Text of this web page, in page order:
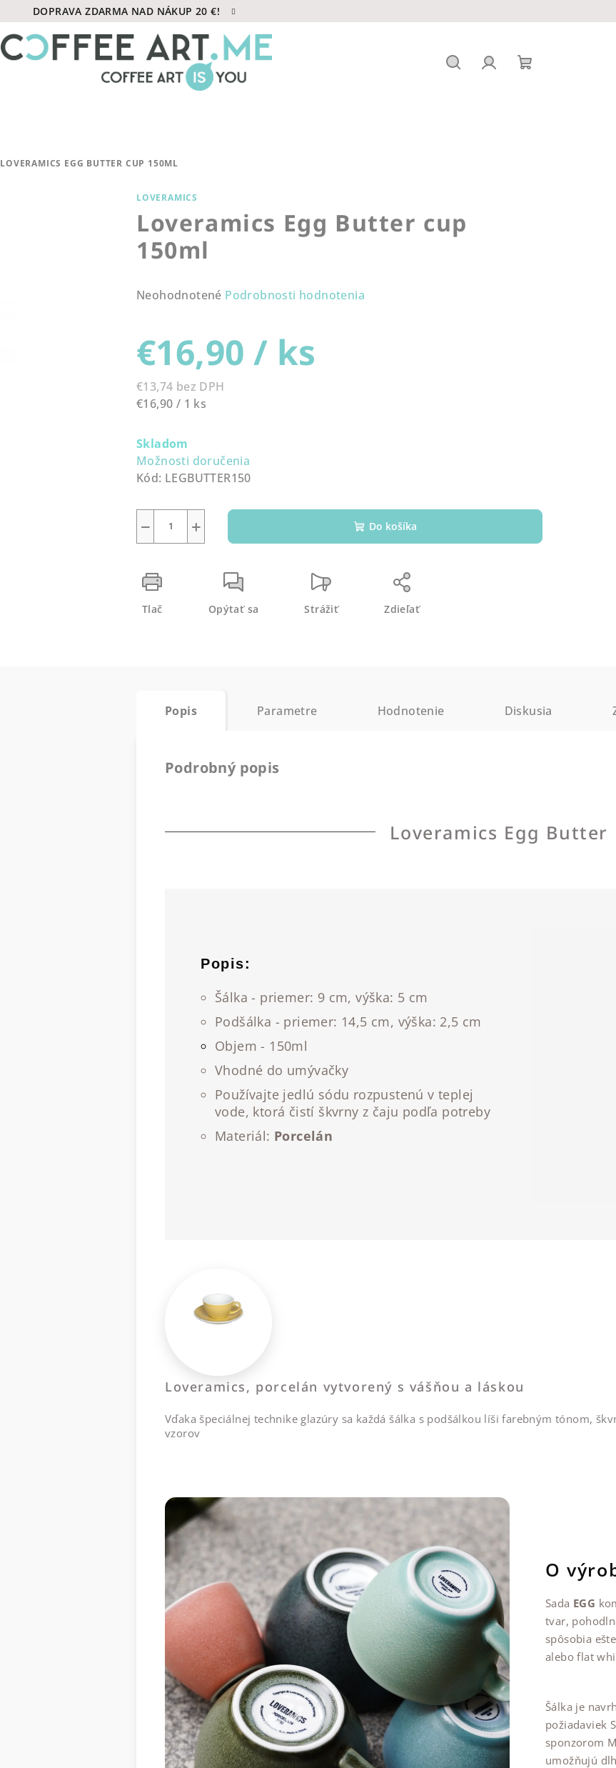
DOPRAVA ZDARMA NAD NÁKUP 20 €!
LOVERAMICS EGG BUTTER CUP 150ML
LOVERAMICS
Loveramics Egg Butter cup
150ml
Priemerné
je
0,0
z
5
hviezdičiek.
Neohodnotené Podrobnosti hodnotenia
€16,90 / ks
€13,74 bez DPH
Jednotková
€16,90 / 1 ks
Skladom
Možnosti doručenia
Kód: LEGBUTTER150
+
− Do košíka
Tlač Opýtať sa Strážiť Zdieľať
Popis Parametre Hodnotenie Diskusia
Podrobný popis
Loveramics Egg Butter
Popis:
Šálka - priemer: 9 cm, výška: 5 cm
Podšálka - priemer: 14,5 cm, výška: 2,5 cm
Objem - 150ml
Vhodné do umývačky
Používajte jedlú sódu rozpustenú v teplej
vode, ktorá čistí škvrny z čaju podľa potreby
Materiál: Porcelán
Loveramics, porcelán vytvorený s vášňou a láskou
Vďaka špeciálnej technike glazúry sa každá šálka s podšálkou líši farebným tónom,
vzorov
O
Sada EGG
tvar,
spôsobia
alebo flat
Šálka je
požiadaviek
sponzorom
umožňujú